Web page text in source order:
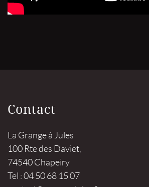
Contact
La Grange à Jules
100 Rte des Daviet,
74540 Chapeiry
Tel : 04 50 68 15 07